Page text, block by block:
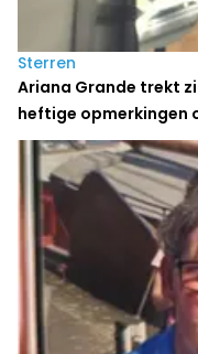
Sterren
Ariana Grande trekt
heftige opmerkingen